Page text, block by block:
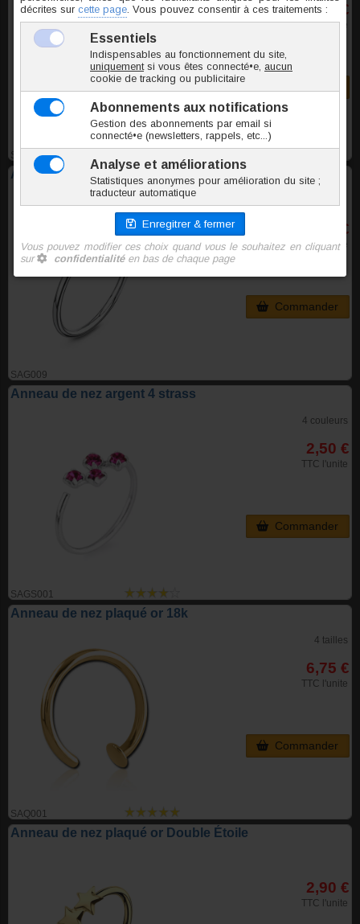
SAG008
2,80 €
TTC l'unite
Anneau de nez argent Wire
SAG009
2,90 €
TTC l'unite
Commander
Anneau de nez argent 4 strass
SAGS001
4 couleurs
2,50 €
TTC l'unite
Commander
Anneau de nez plaqué or 18k
SAQ001
4 tailles
6,75 €
TTC l'unite
Commander
Anneau de nez plaqué or Double Étoile
2,90 €
TTC l'unite